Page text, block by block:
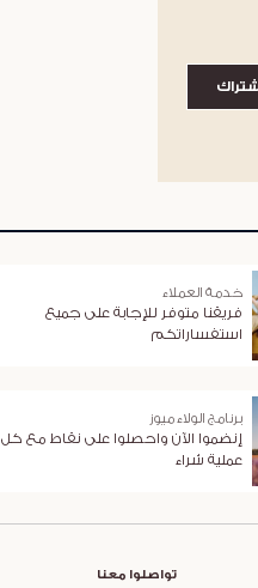
خدمة العملاء
فريقنا متوفر للإجابة على جميع
استفساراتكم
برنامج الولاء ميوز
إنضموا الآن واحصلوا على نقاط مع كل
عملية شراء
تواصلوا معنا